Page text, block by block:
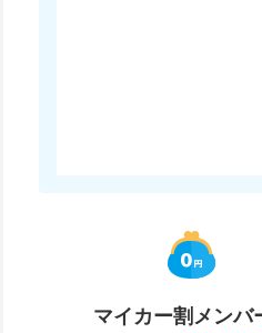
マイカー割メンバ